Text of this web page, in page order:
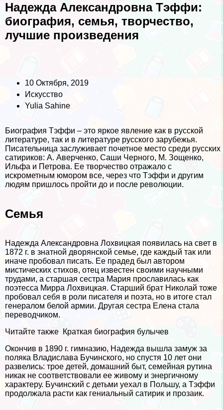
Надежда Александровна Тэффи:
биография, семья, творчество,
лучшие произведения
10 Октября, 2019
Искусство
Yulia Sahine
Биография Тэффи – это яркое явление как в русской
литературе, так и в литературе русского зарубежья.
Писательница заслуживает почетное место среди русских
сатириков: А. Аверченко, Саши Черного, М. Зощенко,
Ильфа и Петрова. Ее творчество отражало с
искрометным юмором все, через что Тэффи и другим
людям пришлось пройти до и после революции.
Семья
Надежда Александровна Лохвицкая появилась на свет в
1872 г. в знатной дворянской семье, где каждый так или
иначе пробовал писать. Ее прадед был автором
мистических стихов, отец известен своими научными
трудами, а старшая сестра Мария прославилась как
поэтесса Мирра Лохвицкая. Старший брат Николай тоже
пробовал себя в роли писателя и поэта, но в итоге стал
генералом белой армии. Другая сестра Елена стала
переводчиком.
Читайте также Краткая биография булычев
Окончив в 1890 г. гимназию, Надежда вышла замуж за
поляка Владислава Бучинского, но спустя 10 лет они
развелись: трое детей, домашний быт, семейная рутина
никак не соответствовали ее живому и энергичному
хаpaктеру. Бучинский с детьми уехал в Польшу, а Тэффи
продолжала расти как гениальный сатирик и прозаик.